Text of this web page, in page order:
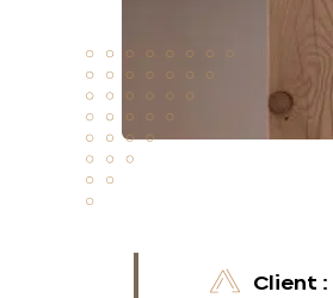
Client :